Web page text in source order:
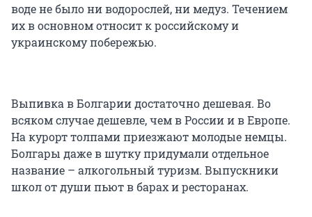
воде не было ни водорослей, ни медуз. Течением
их в основном относит к российскому и
украинскому побережью.
Выпивка в Болгарии достаточно дешевая. Во
всяком случае дешевле, чем в России и в Европе.
На курорт толпами приезжают молодые немцы.
Болгары даже в шутку придумали отдельное
название – алкогольный туризм. Выпускники
школ от души пьют в барах и ресторанах.